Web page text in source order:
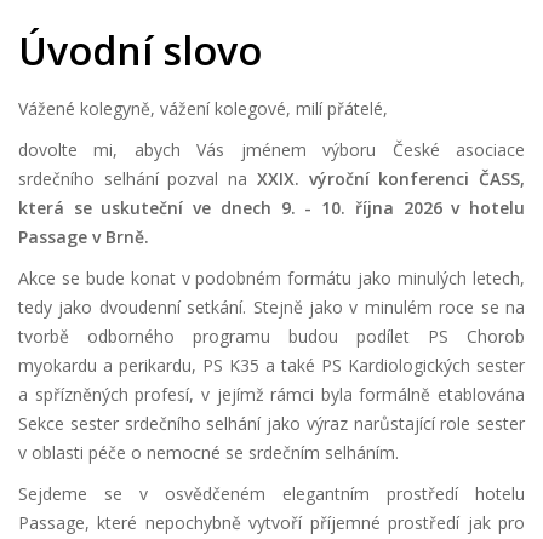
Úvodní slovo
Vážené kolegyně, vážení kolegové, milí přátelé,
dovolte mi, abych Vás jménem výboru České asociace
srdečního selhání pozval na XXIX. výroční konferenci ČASS,
která se uskuteční ve dnech 9. - 10. října 2026 v hotelu
Passage v Brně.
Akce se bude konat v podobném formátu jako minulých letech,
tedy jako dvoudenní setkání. Stejně jako v minulém roce se na
tvorbě odborného programu budou podílet PS Chorob
myokardu a perikardu, PS K35 a také PS Kardiologických sester
a spřízněných profesí, v jejímž rámci byla formálně etablována
Sekce sester srdečního selhání jako výraz narůstající role sester
v oblasti péče o nemocné se srdečním selháním.
Sejdeme se v osvědčeném elegantním prostředí hotelu
Passage, které nepochybně vytvoří příjemné prostředí jak pro